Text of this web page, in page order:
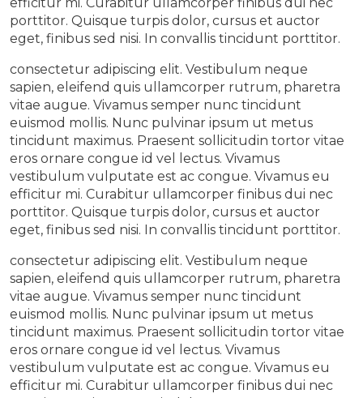
porttitor. Quisque turpis dolor, cursus et auctor
eget, finibus sed nisi. In convallis tincidunt porttitor.
consectetur adipiscing elit. Vestibulum neque
sapien, eleifend quis ullamcorper rutrum, pharetra
vitae augue. Vivamus semper nunc tincidunt
euismod mollis. Nunc pulvinar ipsum ut metus
tincidunt maximus. Praesent sollicitudin tortor vitae
eros ornare congue id vel lectus. Vivamus
vestibulum vulputate est ac congue. Vivamus eu
efficitur mi. Curabitur ullamcorper finibus dui nec
porttitor. Quisque turpis dolor, cursus et auctor
eget, finibus sed nisi. In convallis tincidunt porttitor.
consectetur adipiscing elit. Vestibulum neque
sapien, eleifend quis ullamcorper rutrum, pharetra
vitae augue. Vivamus semper nunc tincidunt
euismod mollis. Nunc pulvinar ipsum ut metus
tincidunt maximus. Praesent sollicitudin tortor vitae
eros ornare congue id vel lectus. Vivamus
vestibulum vulputate est ac congue. Vivamus eu
efficitur mi. Curabitur ullamcorper finibus dui nec